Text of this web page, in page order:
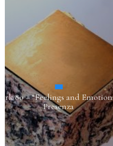
Diciassette –